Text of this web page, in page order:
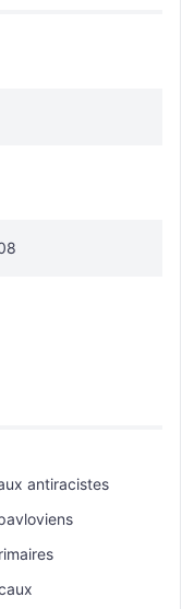
antiracistes